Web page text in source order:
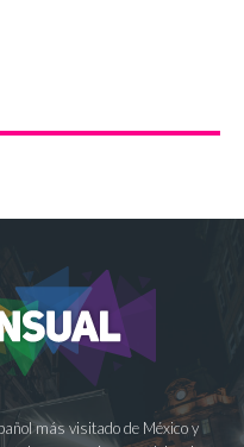
más visitado de México y